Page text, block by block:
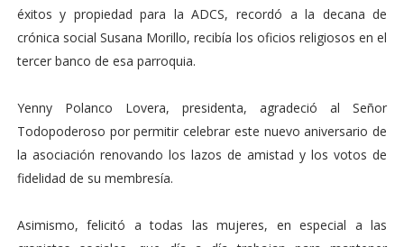
éxitos y propiedad para la ADCS, recordó a la decana de
crónica social Susana Morillo, recibía los oficios religiosos en el
tercer banco de esa parroquia.
Yenny Polanco Lovera, presidenta, agradeció al Señor
Todopoderoso por permitir celebrar este nuevo aniversario de
la asociación renovando los lazos de amistad y los votos de
fidelidad de su membresía.
Asimismo, felicitó a todas las mujeres, en especial a las